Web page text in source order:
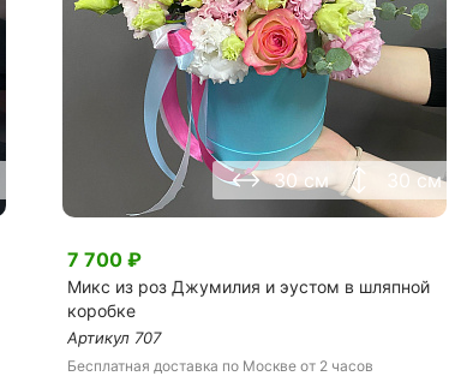
30 см 30 см
7 700 ₽
Микс из роз Джумилия и эустом в шляпной
коробке
Артикул 707
Бесплатная доставка по Москве от 2 часов